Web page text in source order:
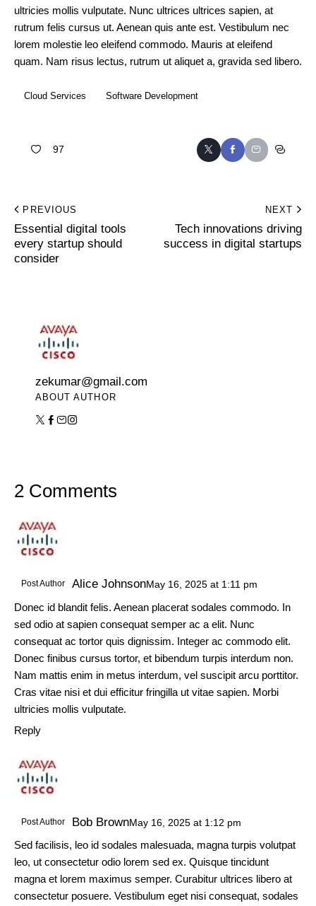
ultricies mollis vulputate. Nunc ultrices ultrices sapien, at
rutrum felis cursus ut. Aenean quis ante est. Vestibulum nec
lorem molestie leo eleifend commodo. Mauris at eleifend
quam. Nam risus lectus, rutrum ut aliquet a, gravida sed libero.
Cloud Services Software Development
97
PREVIOUS
Essential digital tools
every startup should
consider
NEXT
Tech innovations driving
success in digital startups
zekumar@gmail.com
ABOUT AUTHOR
2 Comments
Post Author Alice JohnsonMay 16, 2025 at 1:11 pm
Donec id blandit felis. Aenean placerat sodales commodo. In
sed odio at sapien consequat semper ac a elit. Nunc
consequat ac tortor quis dignissim. Integer ac commodo elit.
Donec finibus cursus tortor, et bibendum turpis interdum non.
Nam mattis enim in metus interdum, vel suscipit arcu porttitor.
Cras vitae nisi et dui efficitur fringilla ut vitae sapien. Morbi
ultricies mollis vulputate.
Reply
Post Author Bob BrownMay 16, 2025 at 1:12 pm
Sed facilisis, leo id sodales malesuada, magna turpis volutpat
leo, ut consectetur odio lorem sed ex. Quisque tincidunt
magna et lorem maximus semper. Curabitur ultrices libero at
consectetur posuere. Vestibulum eget nisi consequat, sodales